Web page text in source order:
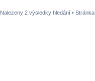
Nalezeny 2 výsledky hledání • Stránka